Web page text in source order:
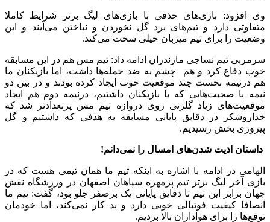
وی افزود: بازی‌های حذفی با بازی‌های لیگ برتر شرایط کاملا
متفاوتی دارد و تیم‌های برد گل نخوردن و نباختن می‌آیند و این
وضعیت را برای تیم میزبان خیلی سخت می‌کند.
سرمربی تیم نساجی مازندران ادامه داد: تیم مس هم در این مسابقه
خوب دفاع کرد و هم چشم به ضد حمله‌ها داشت، اما بازیکنان ما
هم درنیمه نخست چند موقعیت خوب ایجاد کرده بودند و در بین دو
نیمه با صحبت‌هایی که با بازیکنان داشتیم، درنیمه دوم هم ایجاد
موقعیت‌های زیاد گلزنی روی دروازه تیم مس پرتعدادتر شد که
خداروشکر در دقایق پایانی مسابقه به هدفی که داشتیم و گل
پیروزی بخش رسیدیم.
داستان اذیت شدن‌های امسال را نمی‌دانم!
الهامی در ادامه با اشاره به اینکه تیم ما همان تیمی هست که در
بازی آخر لیگ برتر تیم پرمهره سپاهان اصفهان در ورزشگاه نقش
جهان برابر این تیم تا دقایق پایانی یک برصفر جلو بود، گفت: تیم ما
انصافا کیفیت فوتبالی خوبی دارد و بد کار نمی‌کند، اما خودمان
توقع‌ها را برای هواداران بالا بردیم.